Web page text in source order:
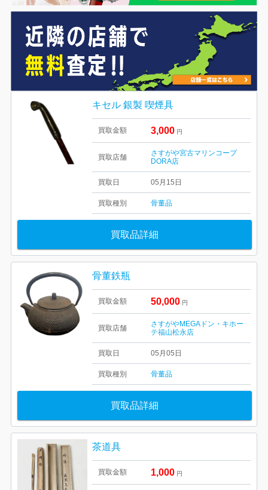
キセル 銀製 喫煙具
買取金額 3,000 円
買取店舗
さすがや宮古マリンコープ
DORA店
買取日 05月15日
買取種別 骨董品
買取品詳細
骨董鉄瓶
買取金額 50,000 円
買取店舗
さすがやMEGAドン・キホー
テ福山松永店
買取日 05月05日
買取種別 骨董品
買取品詳細
茶道具
買取金額 1,000 円